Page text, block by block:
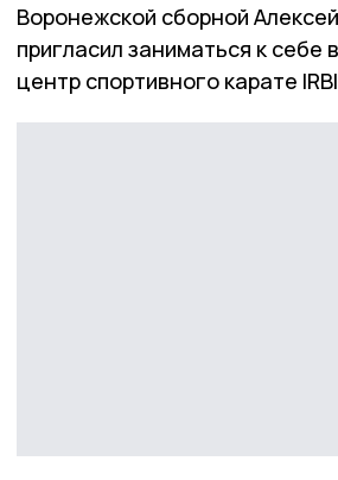
Воронежской сборной
пригласил заниматься к себе
центр спортивного карате